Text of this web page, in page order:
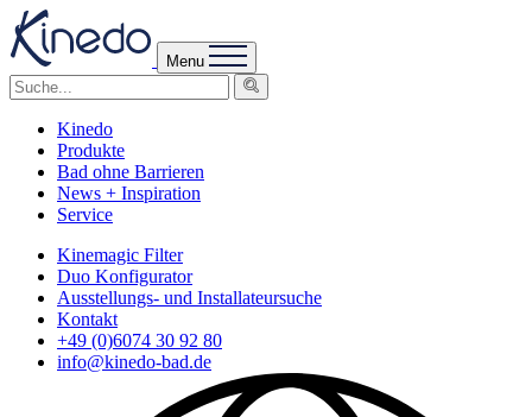
Menu
Kinedo
Produkte
Bad ohne Barrieren
News + Inspiration
Service
Kinemagic Filter
Duo Konfigurator
Ausstellungs- und Installateursuche
Kontakt
+49 (0)6074 30 92 80
info@kinedo-bad.de